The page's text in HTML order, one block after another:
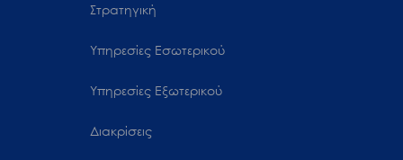
Στρατηγική
Υπηρεσίες Εσωτερικού
Υπηρεσίες Εξωτερικού
Διακρίσεις